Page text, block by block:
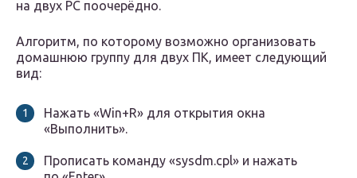
на двух PC поочерёдно.
Алгоритм, по которому возможно организовать
домашнюю группу для двух ПК, имеет следующий
вид:
Нажать «Win+R» для открытия окна
«Выполнить».
Прописать команду «sysdm.cpl» и нажать